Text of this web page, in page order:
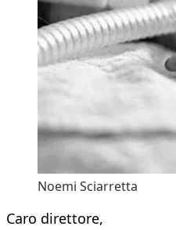
Noemi Sciarretta
Caro direttore,